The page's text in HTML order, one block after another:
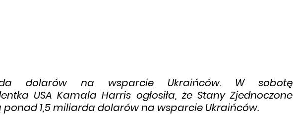
dolarów na wsparcie Ukraińców. W sobotę
USA Kamala Harris ogłosiła, że Stany Zjednoczone
ponad 1,5 miliarda dolarów na wsparcie Ukraińców.